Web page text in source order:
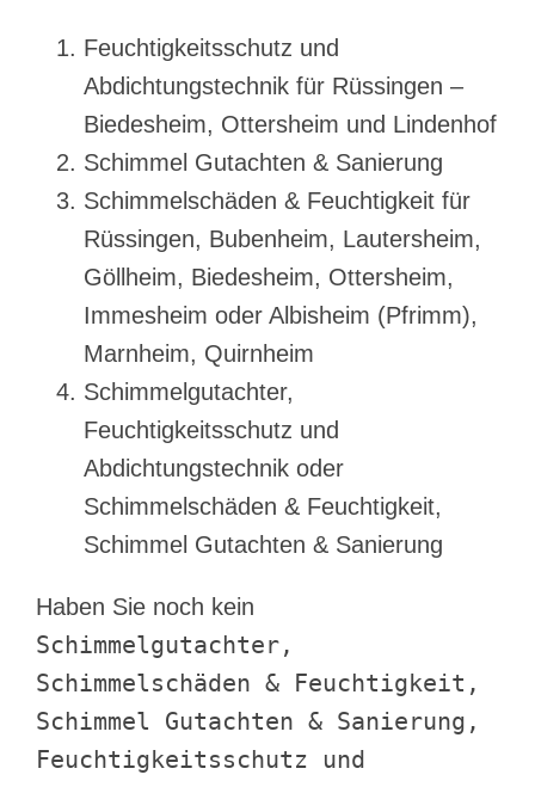
Feuchtigkeitsschutz und
Abdichtungstechnik für Rüssingen –
Biedesheim, Ottersheim und Lindenhof
Schimmel Gutachten & Sanierung
Schimmelschäden & Feuchtigkeit für
Rüssingen, Bubenheim, Lautersheim,
Göllheim, Biedesheim, Ottersheim,
Immesheim oder Albisheim (Pfrimm),
Marnheim, Quirnheim
Schimmelgutachter,
Feuchtigkeitsschutz und
Abdichtungstechnik oder
Schimmelschäden & Feuchtigkeit,
Schimmel Gutachten & Sanierung
Haben Sie noch kein
Schimmelgutachter,
Schimmelschäden & Feuchtigkeit,
Schimmel Gutachten & Sanierung,
Feuchtigkeitsschutz und